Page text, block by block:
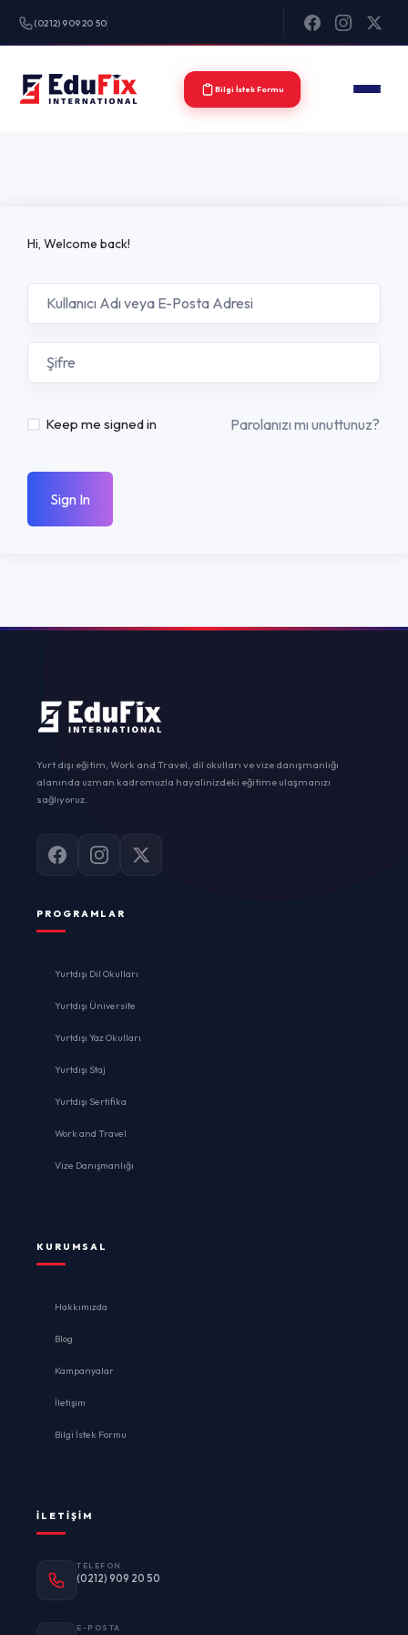
(0212) 909 20 50
Bilgi İstek Formu
Hi, Welcome back!
Keep me signed in Parolanızı mı unuttunuz?
Sign In
Yurt dışı eğitim, Work and Travel, dil okulları ve vize danışmanlığı
alanında uzman kadromuzla hayalinizdeki eğitime ulaşmanızı
sağlıyoruz.
PROGRAMLAR
Yurtdışı Dil Okulları
Yurtdışı Üniversite
Yurtdışı Yaz Okulları
Yurtdışı Staj
Yurtdışı Sertifika
Work and Travel
Vize Danışmanlığı
KURUMSAL
Hakkımızda
Blog
Kampanyalar
İletişim
Bilgi İstek Formu
İLETIŞIM
TELEFON
(0212) 909 20 50
E-POSTA